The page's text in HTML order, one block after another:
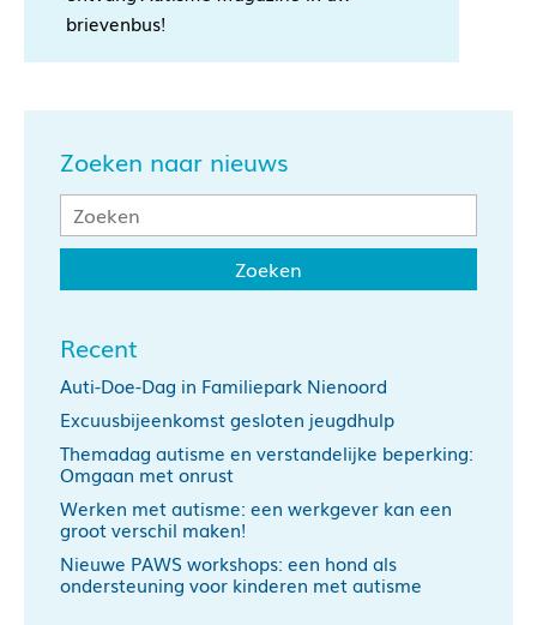
brievenbus!
Zoeken naar nieuws
Recent
Auti-Doe-Dag in Familiepark Nienoord
Excuusbijeenkomst gesloten jeugdhulp
Themadag autisme en verstandelijke beperking:
Omgaan met onrust
Werken met autisme: een werkgever kan een
groot verschil maken!
Nieuwe PAWS workshops: een hond als
ondersteuning voor kinderen met autisme